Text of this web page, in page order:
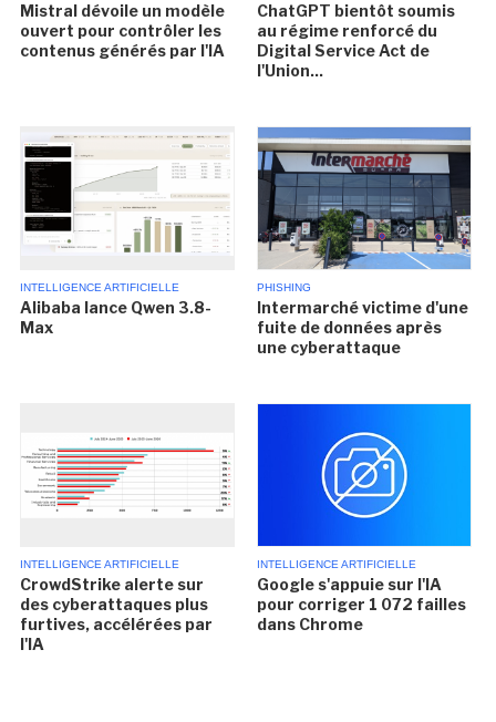
Mistral dévoile un modèle
ouvert pour contrôler les
contenus générés par l'IA
ChatGPT bientôt soumis
au régime renforcé du
Digital Service Act de
l'Union...
INTELLIGENCE ARTIFICIELLE
Alibaba lance Qwen 3.8-
Max
PHISHING
Intermarché victime d'une
fuite de données après
une cyberattaque
INTELLIGENCE ARTIFICIELLE
CrowdStrike alerte sur
des cyberattaques plus
furtives, accélérées par
l'IA
INTELLIGENCE ARTIFICIELLE
Google s'appuie sur l'IA
pour corriger 1 072 failles
dans Chrome